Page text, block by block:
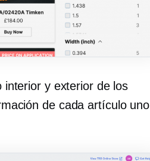
interior y exterior de los
de cada artículo uno